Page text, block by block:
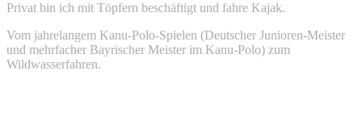
Privat bin ich mit Töpfern beschäftigt und fahre Kajak.
Vom jahrelangem Kanu-Polo-Spielen (Deutscher Junioren-Meister
und mehrfacher Bayrischer Meister im Kanu-Polo) zum
Wildwasserfahren.